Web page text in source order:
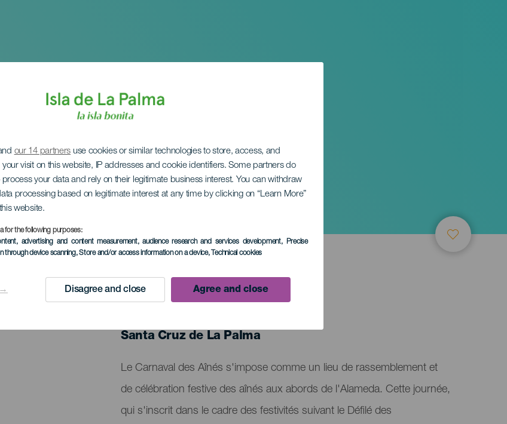
our 14 partners use cookies or similar technologies to store, access, and
visit on this website, IP addresses and cookie identifiers. Some partners do
your data and rely on their legitimate business interest. You can withdraw
processing based on legitimate interest at any time by clicking on “Learn More”
website.
for the following purposes:
advertising and content measurement, audience research and services development, Precise
through device scanning, Store and/or access information on a device, Technical cookies
→ Disagree and close Agree and close
aînés
ÉVÉNEMENT PASSÉ
Localidad
Santa Cruz de La Palma
Descripción
del
evento
Le Carnaval des Aînés s'impose comme un lieu de rassemblement et
de célébration festive des aînés aux abords de l'Alameda. Cette journée,
qui s'inscrit dans le cadre des festivités suivant le Défilé des